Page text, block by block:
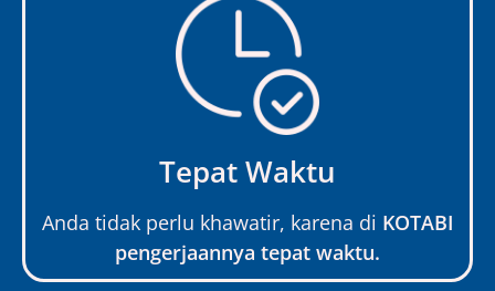
Tepat Waktu
Anda tidak perlu khawatir, karena di KOTABI
pengerjaannya tepat waktu.